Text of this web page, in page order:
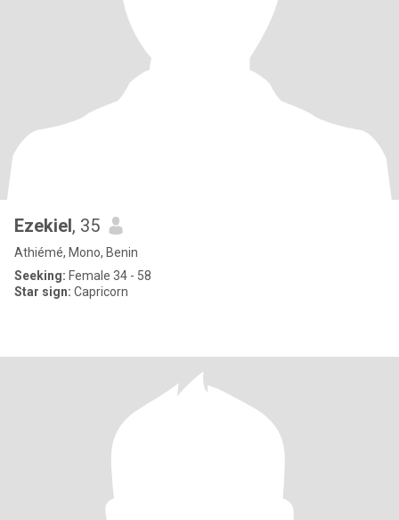
Ezekiel, 35
Athiémé, Mono, Benin
Seeking: Female 34 - 58
Star sign: Capricorn